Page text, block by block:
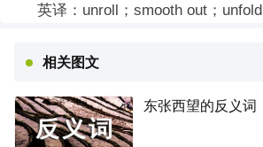
英译：unroll；smooth out；unfold
相关图文
东张西望的反义词